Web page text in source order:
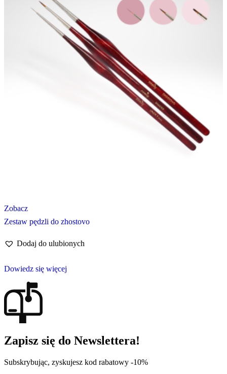
Zobacz
Zestaw pędzli do zhostovo
Dodaj do ulubionych
Dowiedz się więcej
Zapisz się do Newslettera!
Subskrybując, zyskujesz kod rabatowy -10%